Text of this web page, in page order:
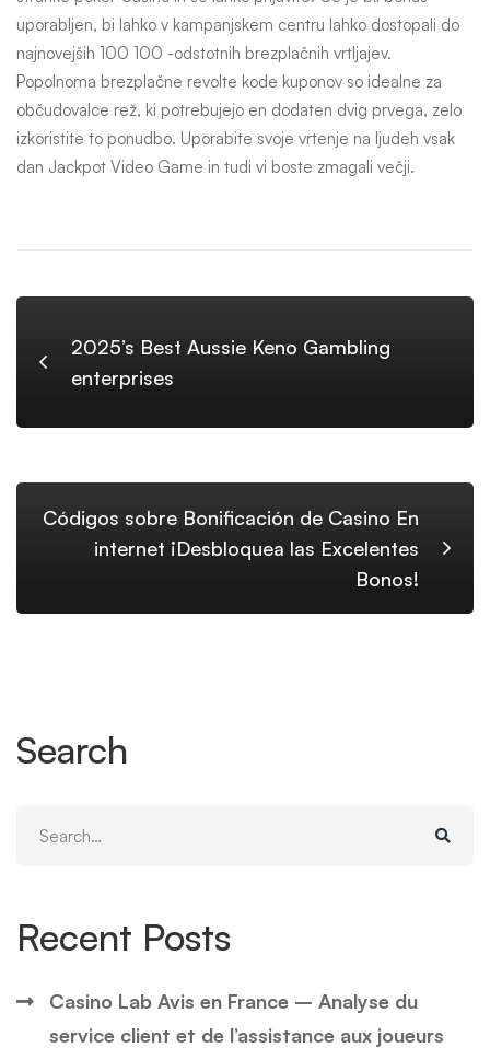
uporabljen, bi lahko v kampanjskem centru lahko dostopali do
najnovejših 100 100 -odstotnih brezplačnih vrtljajev.
Popolnoma brezplačne revolte kode kuponov so idealne za
občudovalce rež, ki potrebujejo en dodaten dvig prvega, zelo
izkoristite to ponudbo. Uporabite svoje vrtenje na ljudeh vsak
dan Jackpot Video Game in tudi vi boste zmagali večji.
2025’s Best Aussie Keno Gambling
enterprises
Códigos sobre Bonificación de Casino En
internet ¡Desbloquea las Excelentes
Bonos!
Search
Recent Posts
Casino Lab Avis en France – Analyse du
service client et de l’assistance aux joueurs